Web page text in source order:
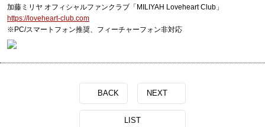
加藤ミリヤ オフィシャルファンクラブ「MILIYAH Loveheart Club」
https://loveheart-club.com
※PC/スマートフォン推奨、フィーチャーフォン非対応
BACK NEXT
LIST